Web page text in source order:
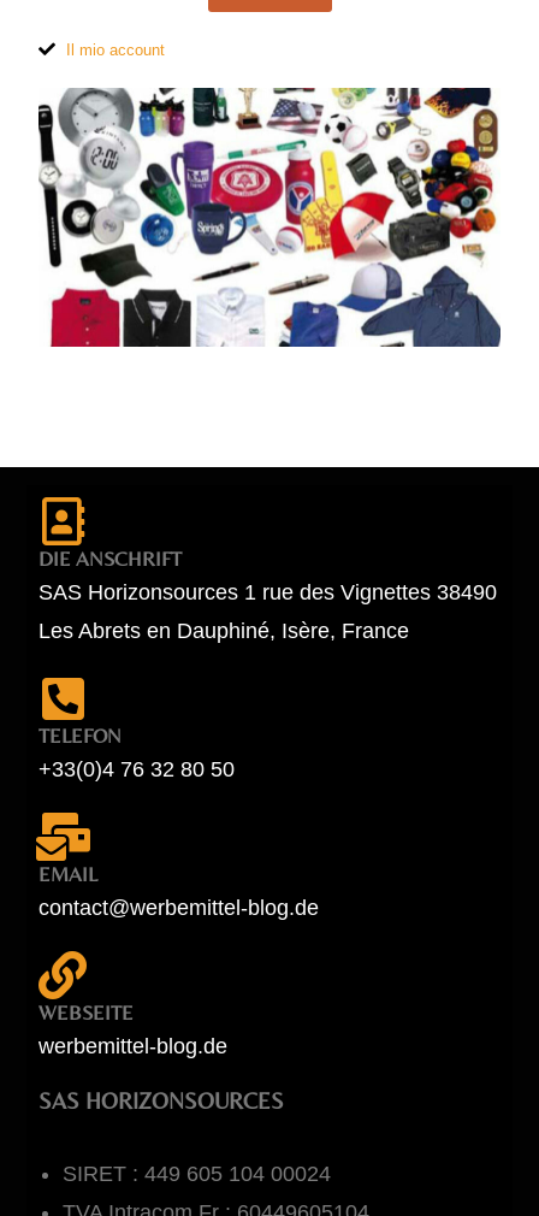
Il mio account
DIE ANSCHRIFT
SAS Horizonsources 1 rue des Vignettes 38490
Les Abrets en Dauphiné, Isère, France
TELEFON
+33(0)4 76 32 80 50
EMAIL
contact@werbemittel-blog.de
WEBSEITE
werbemittel-blog.de
SAS HORIZONSOURCES
SIRET : 449 605 104 00024